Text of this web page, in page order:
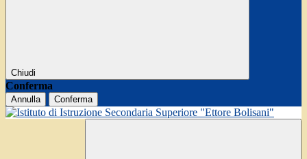
Chiudi
Conferma
Annulla Conferma